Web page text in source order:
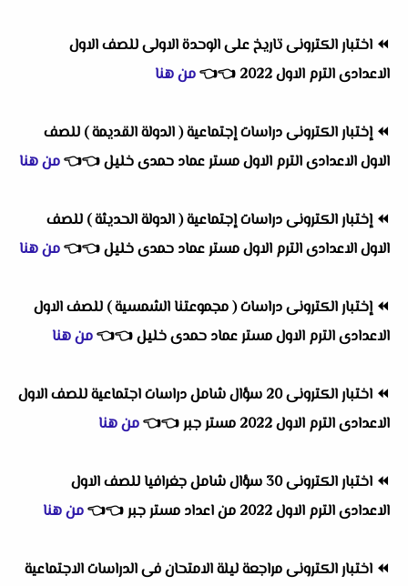
⏪ اختبار الكترونى تاريخ على الوحدة الاولى للصف الاول
الاعدادى الترم الاول 2022
👈
👈من هنا
⏪إختبار الكترونى دراسات إجتماعية ( الدولة القديمة ) للصف
الاول الاعدادى الترم الاول مستر عماد حمدى خليل👈
👈من هنا
⏪إختبار الكترونى دراسات إجتماعية ( الدولة الحديثة ) للصف
الاول الاعدادى الترم الاول مستر عماد حمدى خليل👈
👈من هنا
⏪إختبار الكترونى دراسات ( مجموعتنا الشمسية ) للصف الاول
الاعدادى الترم الاول مستر عماد حمدى خليل👈
👈من هنا
⏪
اختبار الكترونى 20 سؤال شامل دراسات اجتماعية للصف الاول
الاعدادى الترم الاول 2022 مستر جبر
👈
👈من هنا
⏪
اختبار الكترونى 30 سؤال شامل جغرافيا للصف الاول
الاعدادى الترم الاول 2022 من اعداد مستر جبر
👈
👈من هنا
⏪ اختبار الكترونى مراجعة ليلة الامتحان فى الدراسات الاجتماعية